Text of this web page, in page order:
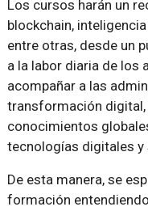
Los cursos harán un
blockchain,
entre otras, desde un
a la labor diaria de los
acompañar a las
transformación digital,
conocimientos
tecnologías digitales y
De esta manera, se
formación